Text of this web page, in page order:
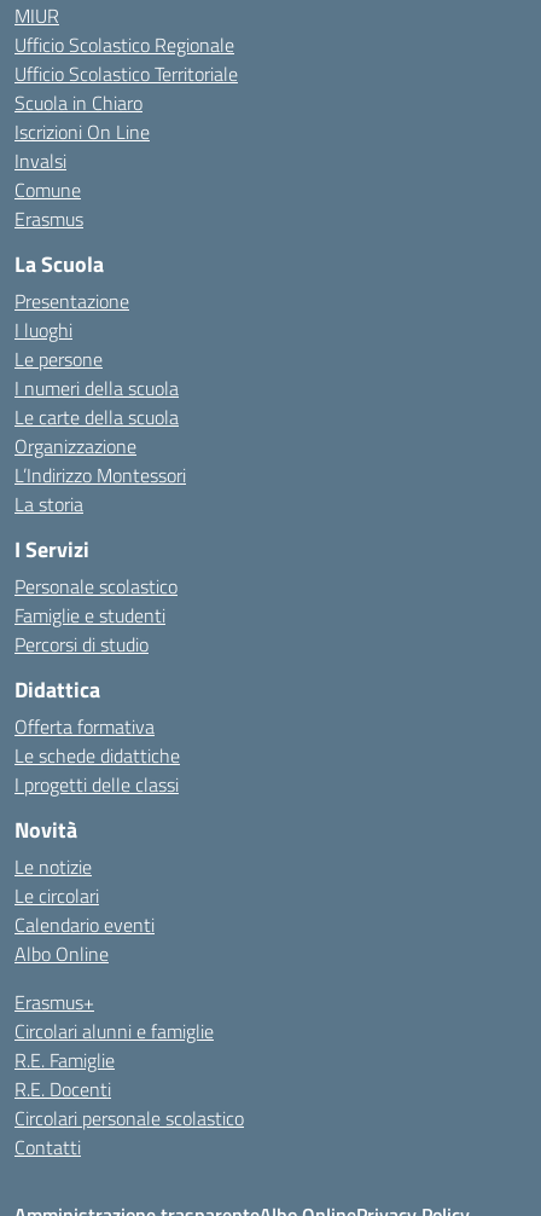
MIUR
Ufficio Scolastico Regionale
Ufficio Scolastico Territoriale
Scuola in Chiaro
Iscrizioni On Line
Invalsi
Comune
Erasmus
La Scuola
Presentazione
I luoghi
Le persone
I numeri della scuola
Le carte della scuola
Organizzazione
L’Indirizzo Montessori
La storia
I Servizi
Personale scolastico
Famiglie e studenti
Percorsi di studio
Didattica
Offerta formativa
Le schede didattiche
I progetti delle classi
Novità
Le notizie
Le circolari
Calendario eventi
Albo Online
Erasmus+
Circolari alunni e famiglie
R.E. Famiglie
R.E. Docenti
Circolari personale scolastico
Contatti